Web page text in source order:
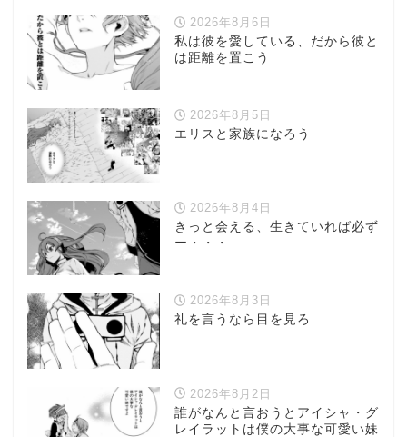
2026年8月6日
私は彼を愛している、だから彼と
は距離を置こう
2026年8月5日
エリスと家族になろう
2026年8月4日
きっと会える、生きていれば必ず
ー・・・
2026年8月3日
礼を言うなら目を見ろ
2026年8月2日
誰がなんと言おうとアイシャ・グ
レイラットは僕の大事な可愛い妹